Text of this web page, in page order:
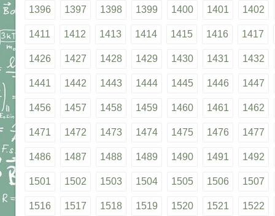
1396 1397 1398 1399 1400 1401 1402
1411 1412 1413 1414 1415 1416 1417
1426 1427 1428 1429 1430 1431 1432
1441 1442 1443 1444 1445 1446 1447
1456 1457 1458 1459 1460 1461 1462
1471 1472 1473 1474 1475 1476 1477
1486 1487 1488 1489 1490 1491 1492
1501 1502 1503 1504 1505 1506 1507
1516 1517 1518 1519 1520 1521 1522